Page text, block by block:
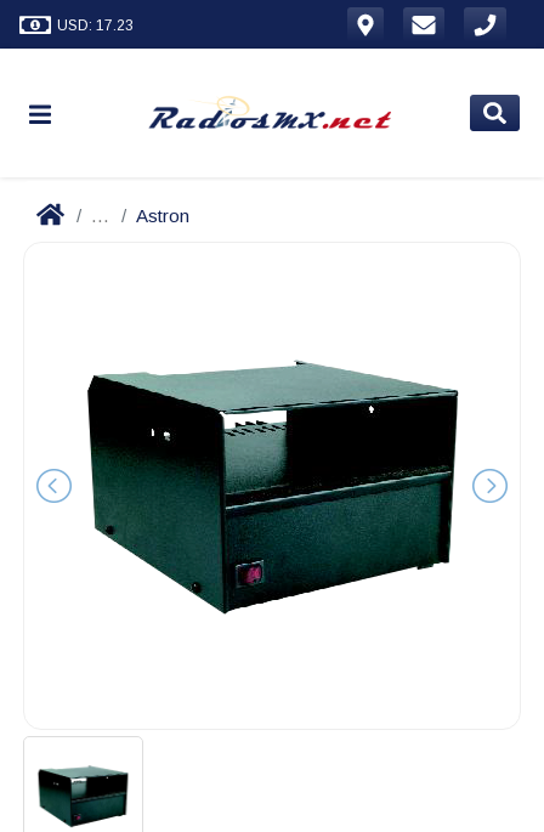
USD: 17.23
... Astron